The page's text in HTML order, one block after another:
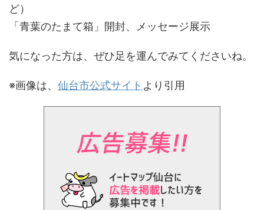
ど）
「青葉のたまて箱」開封、メッセージ展示
気になった方は、ぜひ足を運んでみてくださいね。
※画像は、 仙台市公式サイト より引用